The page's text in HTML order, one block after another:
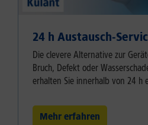
24 h Austausch-
Die clevere Alternative zur
Bruch, Defekt oder
erhalten Sie innerhalb von 24 h
Mehr erfahren